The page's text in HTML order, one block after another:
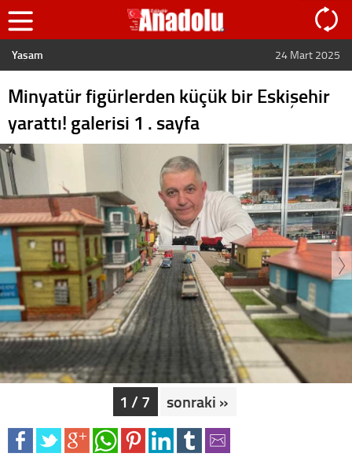
Yaşam 24 Mart 2025
Minyatür figürlerden küçük bir Eskişehir
yarattı! galerisi 1 . sayfa
1 / 7 sonraki »